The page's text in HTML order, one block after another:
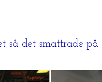
så det smattrade på